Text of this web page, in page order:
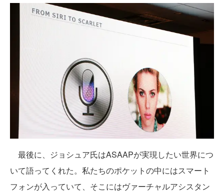
最後に、ジョシュア氏はASAAPが実現したい世界につ
いて語ってくれた。私たちのポケットの中にはスマート
フォンが入っていて、そこにはヴァーチャルアシスタン